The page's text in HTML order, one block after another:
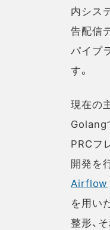
内シス
告配信
パイプ
す。
現在の
Golang
PRCフ
開発を
Airflow
を用い
整形、